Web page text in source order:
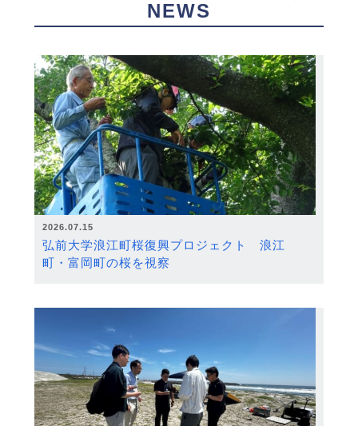
NEWS
2026.07.15
弘前大学浪江町桜復興プロジェクト 浪江
町・富岡町の桜を視察